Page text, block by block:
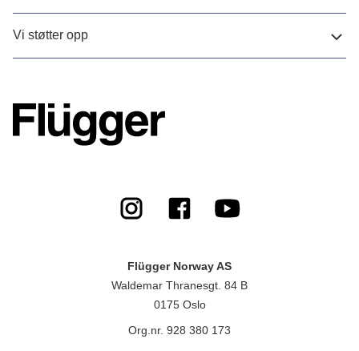
Vi støtter opp
Flügger Norway AS
Waldemar Thranesgt. 84 B
0175 Oslo
Org.nr. 928 380 173